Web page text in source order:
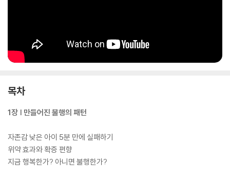
목차
1장 | 만들어진 불행의 패턴
자존감 낮은 아이 5분 만에 실패하기
위약 효과와 확증 편향
지금 행복한가? 아니면 불행한가?